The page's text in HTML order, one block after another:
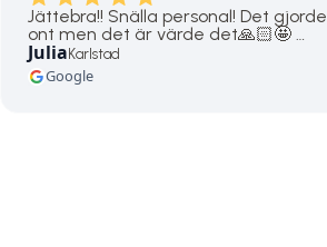
Jättebra!! Snälla personal! Det gjorde
ont men det är värde det🙏🏻🤩 …
Julia Karlstad
Google